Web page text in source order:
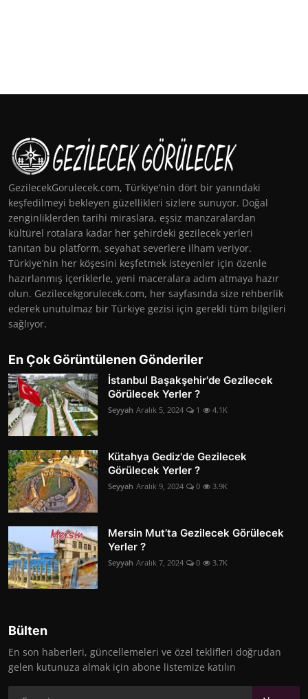
GezilecekGorulecek.com, Türkiye’nin dört bir yanındaki
keşfedilmeyi bekleyen güzellikleri sizlere sunuyor. Doğal
zenginliklerden tarihi miraslara, eşsiz manzaralardan
kültürel rotalara kadar her şehirdeki gezilecek yerleri
tanıtan bu platform, seyahat severlere ilham veriyor.
Türkiye’nin her köşesini keşfetmek isteyenler için özenle
hazırlanmış içeriklerle, yeni maceralara adım atmaya hazır
olun. Gezilecekgorulecek.com, her sayfasında size rehberlik
ederek unutulmaz bir Türkiye gezisi için gerekli tüm bilgileri
sağlıyor.
En Çok Görüntülenen Gönderiler
İstanbul Başakşehir'de Gezilecek
Görülecek Yerler ?
Seyyah Aralık 5, 2024 1 4.1K
Kütahya Gediz'de Gezilecek
Görülecek Yerler ?
Seyyah Aralık 9, 2024 0 3.9K
Mersin Mut’ta Gezilecek Görülecek
Yerler ?
Seyyah Aralık 7, 2024 0 3.7K
Bülten
En son haberleri, güncellemeleri ve özel teklifleri doğrudan
gelen kutunuza almak için abone listemize katılın